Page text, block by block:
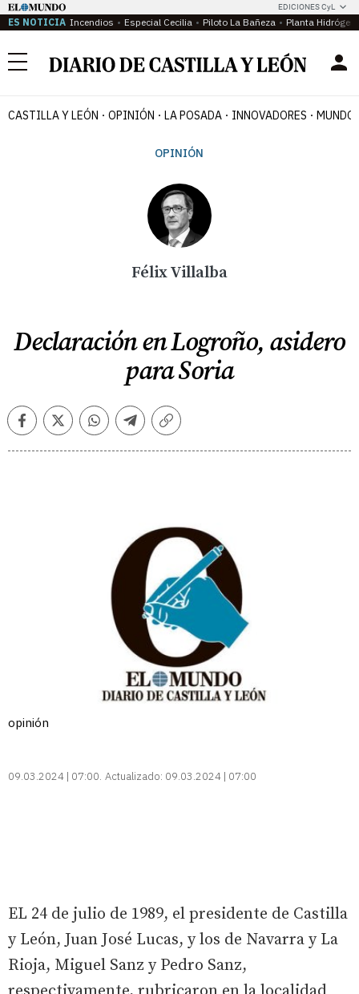
EDICIONES CyL
ES NOTICIA Incendios Especial Cecilia Piloto La Bañeza Planta
Menú
CASTILLA Y LEÓN OPINIÓN LA POSADA INNOVADORES MUNDO
OPINIÓN
Félix Villalba
Declaración en Logroño, asidero
para Soria
FacebookTwitterWhatsappTelegramCopiar
opinión
09.03.2024 | 07:00 Actualizado: 09.03.2024 | 07:00
EL 24 de julio de 1989, el presidente de Castilla
y León, Juan José Lucas, y los de Navarra y La
Rioja, Miguel Sanz y Pedro Sanz,